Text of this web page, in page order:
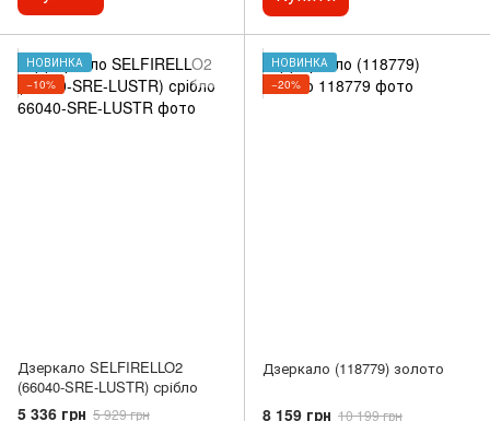
НОВИНКА
−10%
Дзеркало SELFIRELLO2
(66040-SRE-LUSTR) срібло
5 336 грн 5 929 грн
НОВИНКА
−20%
Дзеркало (118779) золото
8 159 грн 10 199 грн